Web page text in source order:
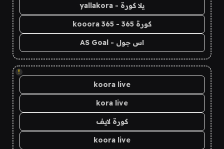
يلا كورة - yallakora
كورة 365 - kooora 365
اس جول - AS Goal
!
koora live
kora live
كورة لايف
koora live